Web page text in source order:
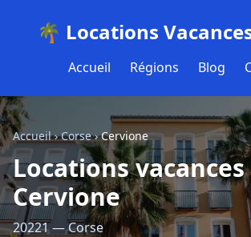
🌴 Locations
Accueil Régions Blog
Accueil›Corse›Cervione
Locations vacances
Cervione
20221 — Corse